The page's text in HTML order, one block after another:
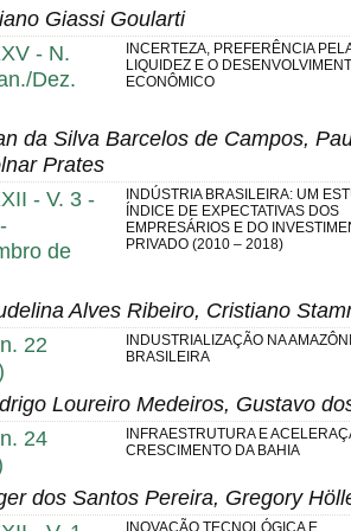
Giassi Goularti
- N.
Dez.
INCERTEZA, PREFERÊNCIA
LIQUIDEZ E O
ECONÔMICO
da Silva Barcelos de Campos,
Prates
- V. 3 -
de
INDÚSTRIA BRASILEIRA: UM
ÍNDICE DE EXPECTATIVAS DOS
EMPRESÁRIOS E DO
PRIVADO (2010 – 2018)
Alves Ribeiro, Cristiano
22
INDUSTRIALIZAÇÃO NA
BRASILEIRA
Loureiro Medeiros, Gustavo
24
INFRAESTRUTURA E
CRESCIMENTO DA BAHIA
dos Santos Pereira, Gregory
INOVAÇÃO TECNOLÓGICA E